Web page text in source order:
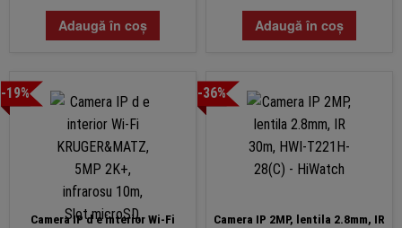
Adaugă în coș Adaugă în coș
-19%
Camera IP d e interior Wi-Fi
-36%
Camera IP 2MP, lentila 2.8mm, IR